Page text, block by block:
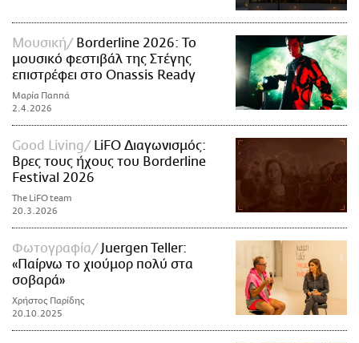
Μουσική
Borderline 2026: Το
μουσικό φεστιβάλ της Στέγης
επιστρέφει στο Onassis Ready
Μαρία Παππά
2.4.2026
Good Living
LiFO Διαγωνισμός:
Βρες τους ήχους του Borderline
Festival 2026
The LiFO team
20.3.2026
Φωτογραφία
Juergen Teller:
«Παίρνω το χιούμορ πολύ στα
σοβαρά»
Χρήστος Παρίδης
20.10.2025